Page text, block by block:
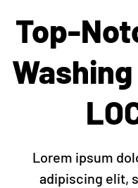
Top-
Lorem ipsum
adipiscing elit,